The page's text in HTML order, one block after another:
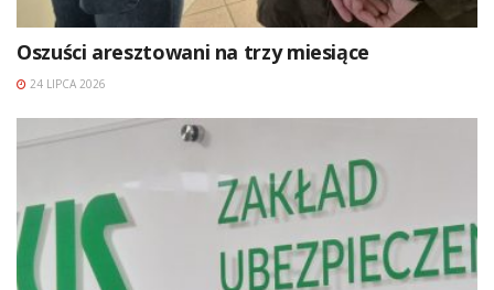
Oszuści aresztowani na trzy miesiące
24 LIPCA 2026